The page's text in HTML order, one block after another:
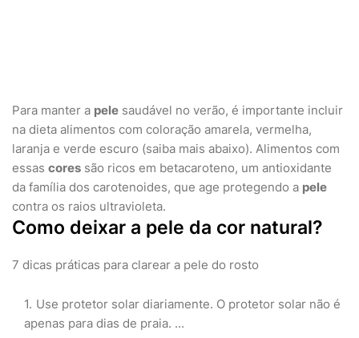
Para manter a pele saudável no verão, é importante incluir
na dieta alimentos com coloração amarela, vermelha,
laranja e verde escuro (saiba mais abaixo). Alimentos com
essas cores são ricos em betacaroteno, um antioxidante
da família dos carotenoides, que age protegendo a pele
contra os raios ultravioleta.
Como deixar a pele da cor natural?
7 dicas práticas para clarear a pele do rosto
Use protetor solar diariamente. O protetor solar não é
apenas para dias de praia. ...